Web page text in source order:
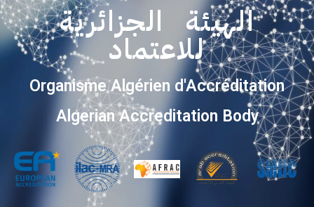
الهيئة الجزائرية
للاعتماد
Organisme Algérien d'Accréditation
Algerian Accreditation Body